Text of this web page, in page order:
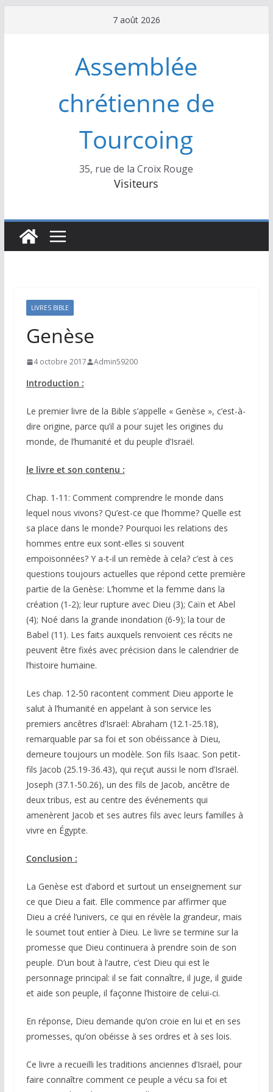
7 août 2026
Assemblée
chrétienne de
Tourcoing
35, rue de la Croix Rouge
Visiteurs
LIVRES BIBLE
Genèse
4 octobre 2017 Admin59200
Introduction :
Le premier livre de la Bible s’appelle « Genèse », c’est-à-
dire origine, parce qu’il a pour sujet les origines du
monde, de l’humanité et du peuple d’Israël.
le livre et son contenu :
Chap. 1-11: Comment comprendre le monde dans
lequel nous vivons? Qu’est-ce que l’homme? Quelle est
sa place dans le monde? Pourquoi les relations des
hommes entre eux sont-elles si souvent
empoisonnées? Y a-t-il un remède à cela? c’est à ces
questions toujours actuelles que répond cette première
partie de la Genèse: L’homme et la femme dans la
création (1-2); leur rupture avec Dieu (3); Caïn et Abel
(4); Noé dans la grande inondation (6-9); la tour de
Babel (11). Les faits auxquels renvoient ces récits ne
peuvent être fixés avec précision dans le calendrier de
l’histoire humaine.
Les chap. 12-50 racontent comment Dieu apporte le
salut à l’humanité en appelant à son service les
premiers ancêtres d’Israël: Abraham (12.1-25.18),
remarquable par sa foi et son obéissance à Dieu,
demeure toujours un modèle. Son fils Isaac. Son petit-
fils Jacob (25.19-36.43), qui reçut aussi le nom d’Israël.
Joseph (37.1-50.26), un des fils de Jacob, ancêtre de
deux tribus, est au centre des événements qui
amenèrent Jacob et ses autres fils avec leurs familles à
vivre en Égypte.
Conclusion :
La Genèse est d’abord et surtout un enseignement sur
ce que Dieu a fait. Elle commence par affirmer que
Dieu a créé l’univers, ce qui en révèle la grandeur, mais
le soumet tout entier à Dieu. Le livre se termine sur la
promesse que Dieu continuera à prendre soin de son
peuple. D’un bout à l’autre, c’est Dieu qui est le
personnage principal: il se fait connaître, il juge, il guide
et aide son peuple, il façonne l’histoire de celui-ci.
En réponse, Dieu demande qu’on croie en lui et en ses
promesses, qu’on obéisse à ses ordres et à ses lois.
Ce livre a recueilli les traditions anciennes d’Israël, pour
faire connaître comment ce peuple a vécu sa foi et